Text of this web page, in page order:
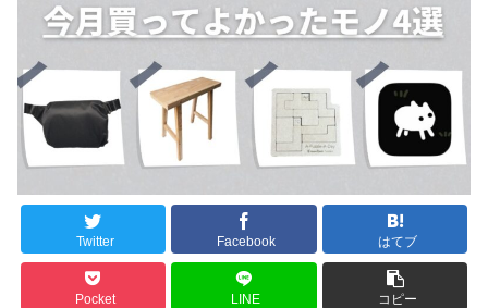
Twitter Facebook はてブ
Pocket LINE コピー